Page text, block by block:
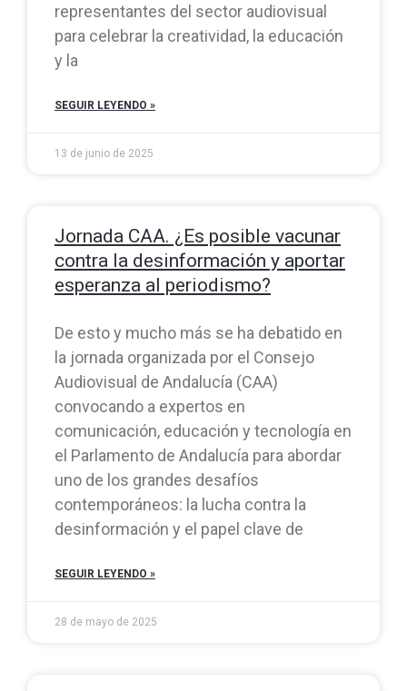
representantes del sector audiovisual
para celebrar la creatividad, la educación
y la
SEGUIR LEYENDO »
13 de junio de 2025
Jornada CAA. ¿Es posible vacunar
contra la desinformación y aportar
esperanza al periodismo?
De esto y mucho más se ha debatido en
la jornada organizada por el Consejo
Audiovisual de Andalucía (CAA)
convocando a expertos en
comunicación, educación y tecnología en
el Parlamento de Andalucía para abordar
uno de los grandes desafíos
contemporáneos: la lucha contra la
desinformación y el papel clave de
SEGUIR LEYENDO »
28 de mayo de 2025